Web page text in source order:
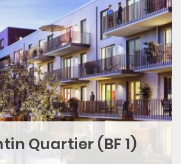
Quartier (BF 1)